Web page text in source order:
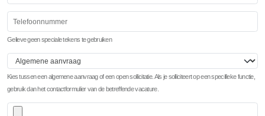
Gelieve geen speciale tekens te gebruiken
Kies tussen een algemene aanvraag of een open sollicitatie. Als je solliciteert op een specifieke functie,
gebruik dan het contactformulier van de betreffende vacature.